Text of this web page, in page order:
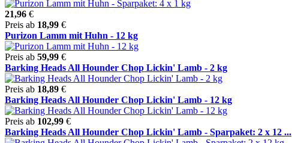
21,96 €
Preis ab 18,99 €
Purizon Lamm mit Huhn - 12 kg
Preis ab 59,99 €
Barking Heads All Hounder Chop Lickin' Lamb - 2 kg
Preis ab 18,89 €
Barking Heads All Hounder Chop Lickin' Lamb - 12 kg
Preis ab 102,99 €
Barking Heads All Hounder Chop Lickin' Lamb - Sparpaket: 2 x 12 ...